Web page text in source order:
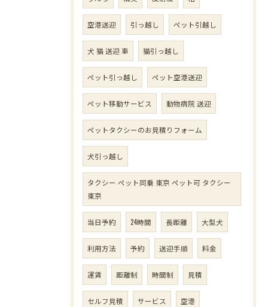
空港送迎 引っ越し ペット引越し
犬 猫 送迎 車 猫引っ越し
ペット引っ越し ペット空港送迎
ペット移動サービス 動物病院 送迎
ペットタクシーのお見積りフォーム
犬引っ越し
タクシー ペット同乗 東京 ペット可 タクシー
東京
当日予約 24時間 長距離 大型犬
利用方法 予約 送迎手順 料金
運賃 距離制 時間制 見積
セルフ見積 サービス 空港